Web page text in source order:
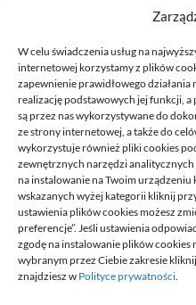
W celu świadczenia usług na
internetowej korzystamy z plików
zapewnienie prawidłowego
realizację podstawowych jej funkcji, a
są przez nas wykorzystywane do
ze strony internetowej, a także do
wykorzystuje również pliki cookies
zewnętrznych narzędzi
na instalowanie na Twoim
wskazanych wyżej kategorii kliknij
ustawienia plików cookies możesz
preferencje”. Jeśli ustawienia
zgodę na instalowanie plików
wybranym przez Ciebie zakresie
znajdziesz w Polityce prywatności.
Korkowy to blog, gdzie
co nam przyjdzie akurat na
podzielić. Zawsze tworzymy
komuś, staramy się
przysyłacie oraz ogólnie
wydarzenia.